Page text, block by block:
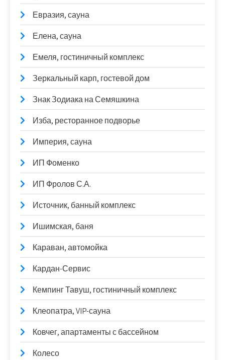
Евразия, сауна
Елена, сауна
Емеля, гостиничный комплекс
Зеркальный карп, гостевой дом
Знак Зодиака на Семяшкина
Изба, ресторанное подворье
Империя, сауна
ИП Фоменко
ИП Фролов С.А.
Источник, банный комплекс
Ишимская, баня
Караван, автомойка
Кардан-Сервис
Кемпинг Тавуш, гостиничный комплекс
Клеопатра, VIP-сауна
Ковчег, апартаменты с бассейном
Колесо